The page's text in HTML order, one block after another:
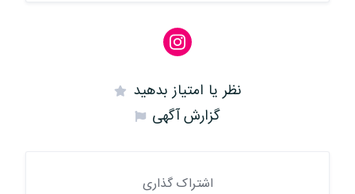
نظر یا امتیاز بدهید
گزارش آگهی
اشتراک گذاری